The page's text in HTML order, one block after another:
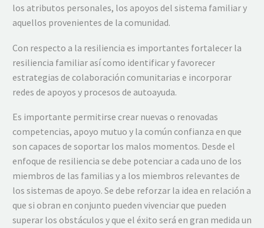
los atributos personales, los apoyos del sistema familiar y
aquellos provenientes de la comunidad.
Con respecto a la resiliencia es importantes fortalecer la
resiliencia familiar así como identificar y favorecer
estrategias de colaboración comunitarias e incorporar
redes de apoyos y procesos de autoayuda.
Es importante permitirse crear nuevas o renovadas
competencias, apoyo mutuo y la común confianza en que
son capaces de soportar los malos momentos. Desde el
enfoque de resiliencia se debe potenciar a cada uno de los
miembros de las familias y a los miembros relevantes de
los sistemas de apoyo. Se debe reforzar la idea en relación a
que si obran en conjunto pueden vivenciar que pueden
superar los obstáculos y que el éxito será en gran medida un